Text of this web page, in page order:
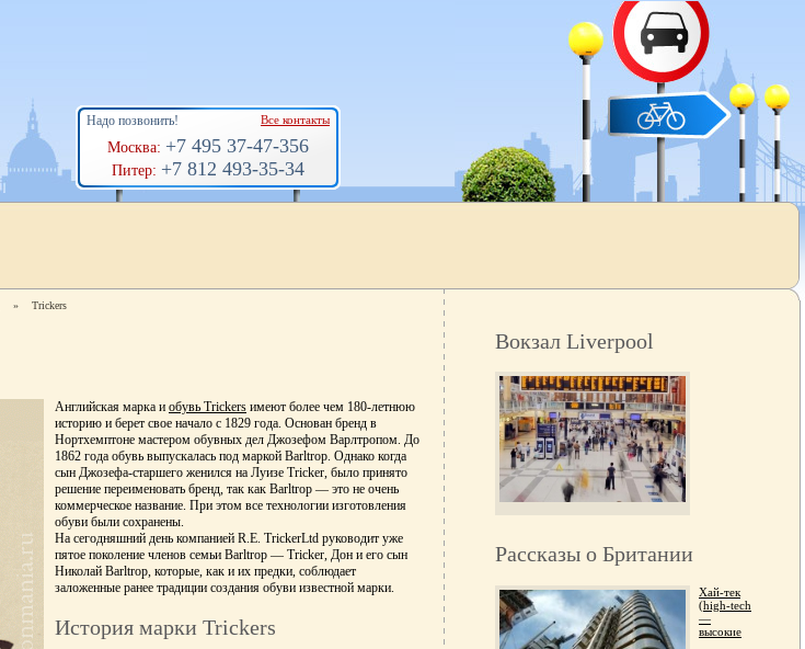
Надо позвонить! Все контакты
Москва: +7 495 37-47-356
Питер: +7 812 493-35-34
» Trickers
Английская марка и обувь Trickers имеют более чем 180-летнюю
историю и берет свое начало с 1829 года. Основан бренд в
Нортхемптоне мастером обувных дел Джозефом Варлтропом. До
1862 года обувь выпускалась под маркой Barltrop. Однако когда
сын Джозефа-старшего женился на Луизе Tricker, было принято
решение переименовать бренд, так как Barltrop — это не очень
коммерческое название. При этом все технологии изготовления
обуви были сохранены.
На сегодняшний день компанией R.E. TrickerLtd руководит уже
пятое поколение членов семьи Barltrop — Tricker, Дон и его сын
Николай Barltrop, которые, как и их предки, соблюдает
заложенные ранее традиции создания обуви известной марки.
История марки Trickers
Вокзал Liverpool
Рассказы о Британии
Хай-тек
(high-tech
—
высокие